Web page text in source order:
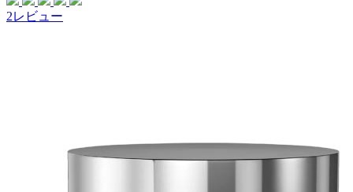
2レビュー